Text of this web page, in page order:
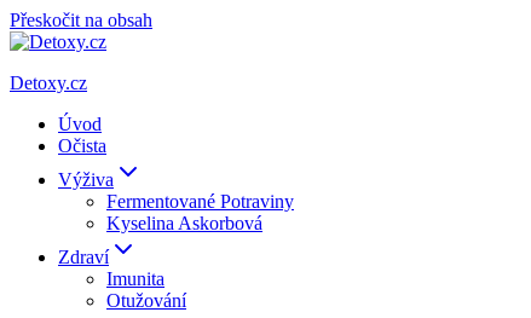
Přeskočit na obsah
Detoxy.cz
Úvod
Očista
Výživa
Fermentované Potraviny
Kyselina Askorbová
Zdraví
Imunita
Otužování